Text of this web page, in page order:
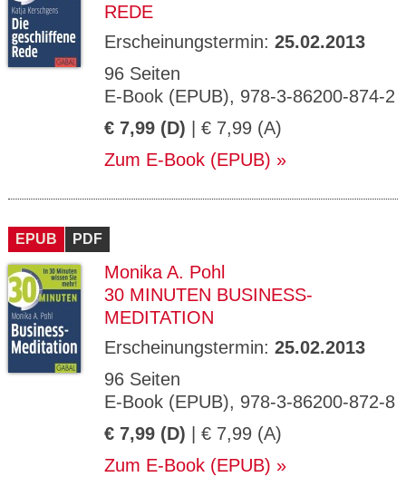
REDE
Erscheinungstermin: 25.02.2013
96 Seiten
E-Book (EPUB), 978-3-86200-874-2
€ 7,99 (D) | € 7,99 (A)
Zum E-Book (EPUB)
EPUB PDF
Monika A. Pohl
30 MINUTEN BUSINESS-
MEDITATION
Erscheinungstermin: 25.02.2013
96 Seiten
E-Book (EPUB), 978-3-86200-872-8
€ 7,99 (D) | € 7,99 (A)
Zum E-Book (EPUB)